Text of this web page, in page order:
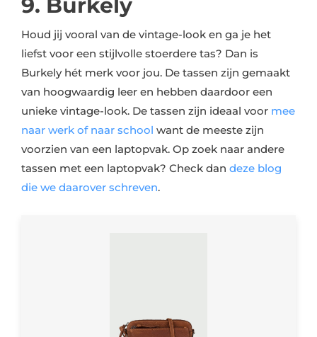
9. Burkely
Houd jij vooral van de vintage-look en ga je het
liefst voor een stijlvolle stoerdere tas? Dan is
Burkely hét merk voor jou. De tassen zijn gemaakt
van hoogwaardig leer en hebben daardoor een
unieke vintage-look. De tassen zijn ideaal voor mee
naar werk of naar school want de meeste zijn
voorzien van een laptopvak. Op zoek naar andere
tassen met een laptopvak? Check dan deze blog
die we daarover schreven.